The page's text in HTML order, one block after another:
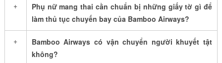
+
Phụ nữ mang thai cần chuẩn bị những giấy tờ gì để
làm thủ tục chuyến bay của Bamboo Airways?
+
Bamboo Airways có vận chuyển người khuyết tật
không?